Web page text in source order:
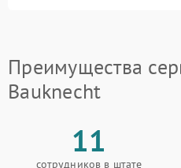
Преимущества
Bauknecht
11
сотрудников в штате